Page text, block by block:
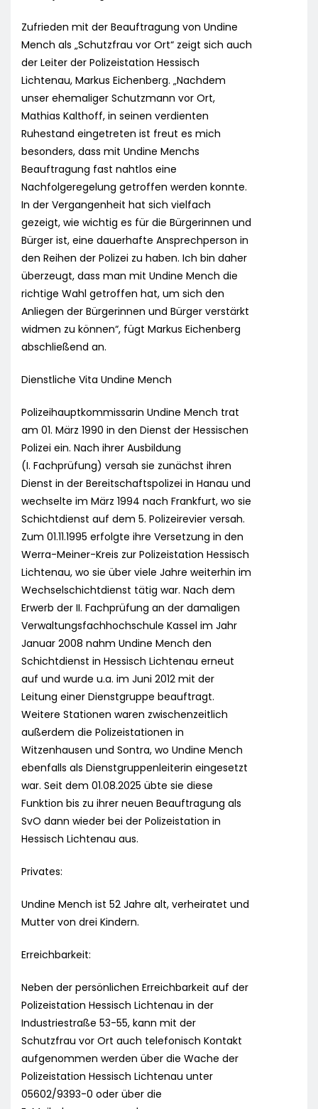
Zufrieden mit der Beauftragung von Undine
Mench als „Schutzfrau vor Ort“ zeigt sich auch
der Leiter der Polizeistation Hessisch
Lichtenau, Markus Eichenberg. „Nachdem
unser ehemaliger Schutzmann vor Ort,
Mathias Kalthoff, in seinen verdienten
Ruhestand eingetreten ist freut es mich
besonders, dass mit Undine Menchs
Beauftragung fast nahtlos eine
Nachfolgeregelung getroffen werden konnte.
In der Vergangenheit hat sich vielfach
gezeigt, wie wichtig es für die Bürgerinnen und
Bürger ist, eine dauerhafte Ansprechperson in
den Reihen der Polizei zu haben. Ich bin daher
überzeugt, dass man mit Undine Mench die
richtige Wahl getroffen hat, um sich den
Anliegen der Bürgerinnen und Bürger verstärkt
widmen zu können“, fügt Markus Eichenberg
abschließend an.
Dienstliche Vita Undine Mench
Polizeihauptkommissarin Undine Mench trat
am 01. März 1990 in den Dienst der Hessischen
Polizei ein. Nach ihrer Ausbildung
(I. Fachprüfung) versah sie zunächst ihren
Dienst in der Bereitschaftspolizei in Hanau und
wechselte im März 1994 nach Frankfurt, wo sie
Schichtdienst auf dem 5. Polizeirevier versah.
Zum 01.11.1995 erfolgte ihre Versetzung in den
Werra-Meiner-Kreis zur Polizeistation Hessisch
Lichtenau, wo sie über viele Jahre weiterhin im
Wechselschichtdienst tätig war. Nach dem
Erwerb der II. Fachprüfung an der damaligen
Verwaltungsfachhochschule Kassel im Jahr
Januar 2008 nahm Undine Mench den
Schichtdienst in Hessisch Lichtenau erneut
auf und wurde u.a. im Juni 2012 mit der
Leitung einer Dienstgruppe beauftragt.
Weitere Stationen waren zwischenzeitlich
außerdem die Polizeistationen in
Witzenhausen und Sontra, wo Undine Mench
ebenfalls als Dienstgruppenleiterin eingesetzt
war. Seit dem 01.08.2025 übte sie diese
Funktion bis zu ihrer neuen Beauftragung als
SvO dann wieder bei der Polizeistation in
Hessisch Lichtenau aus.
Privates:
Undine Mench ist 52 Jahre alt, verheiratet und
Mutter von drei Kindern.
Erreichbarkeit:
Neben der persönlichen Erreichbarkeit auf der
Polizeistation Hessisch Lichtenau in der
Industriestraße 53-55, kann mit der
Schutzfrau vor Ort auch telefonisch Kontakt
aufgenommen werden über die Wache der
Polizeistation Hessisch Lichtenau unter
05602/9393-0 oder über die